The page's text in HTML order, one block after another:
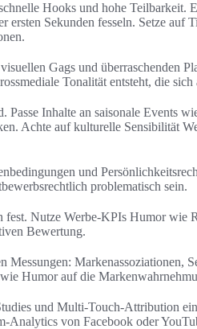
Hooks und hohe Teilbarkeit.
ersten Sekunden fesseln. Setze auf
Gags und überraschenden
Tonalität entsteht, die
Passe Inhalte an saisonale Events
Achte auf kulturelle Sensibilität
und
problematisch sein.
fest. Nutze Werbe-KPIs Humor wie
Bewertung.
Messungen: Markenassoziationen,
Humor auf die
und Multi-Touch-Attribution
Analytics von Facebook oder